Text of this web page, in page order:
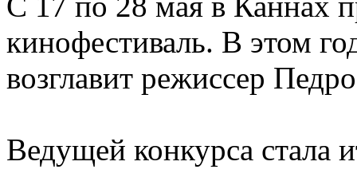
кинофестиваль. В этом
возглавит режиссер
Ведущей конкурса стала